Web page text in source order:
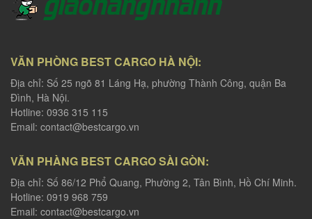
VĂN PHÒNG BEST CARGO HÀ NỘI:
Địa chỉ: Số 25 ngõ 81 Láng Hạ, phường Thành Công, quận Ba
Đình, Hà Nội.
Hotline: 0936 315 115
Email: contact@bestcargo.vn
VĂN PHÀNG BEST CARGO SÀI GÒN:
Địa chỉ: Số 86/12 Phổ Quang, Phường 2, Tân Bình, Hồ Chí Minh.
Hotline: 0919 968 759
Email: contact@bestcargo.vn